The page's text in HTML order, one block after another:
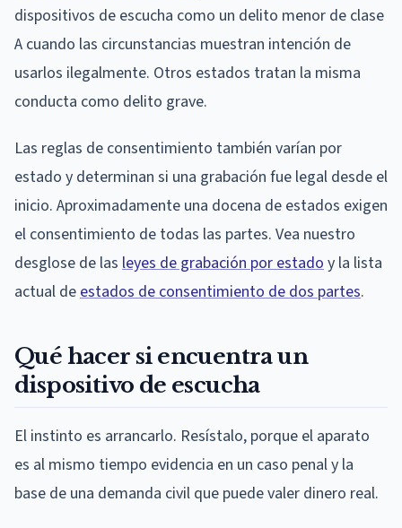
dispositivos de escucha como un delito menor de clase
A cuando las circunstancias muestran intención de
usarlos ilegalmente. Otros estados tratan la misma
conducta como delito grave.
Las reglas de consentimiento también varían por
estado y determinan si una grabación fue legal desde el
inicio. Aproximadamente una docena de estados exigen
el consentimiento de todas las partes. Vea nuestro
desglose de las leyes de grabación por estadoy la lista
actual deestados de consentimiento de dos partes.
Qué hacer si encuentra un
dispositivo de escucha
El instinto es arrancarlo. Resístalo, porque el aparato
es al mismo tiempo evidencia en un caso penal y la
base de una demanda civil que puede valer dinero real.